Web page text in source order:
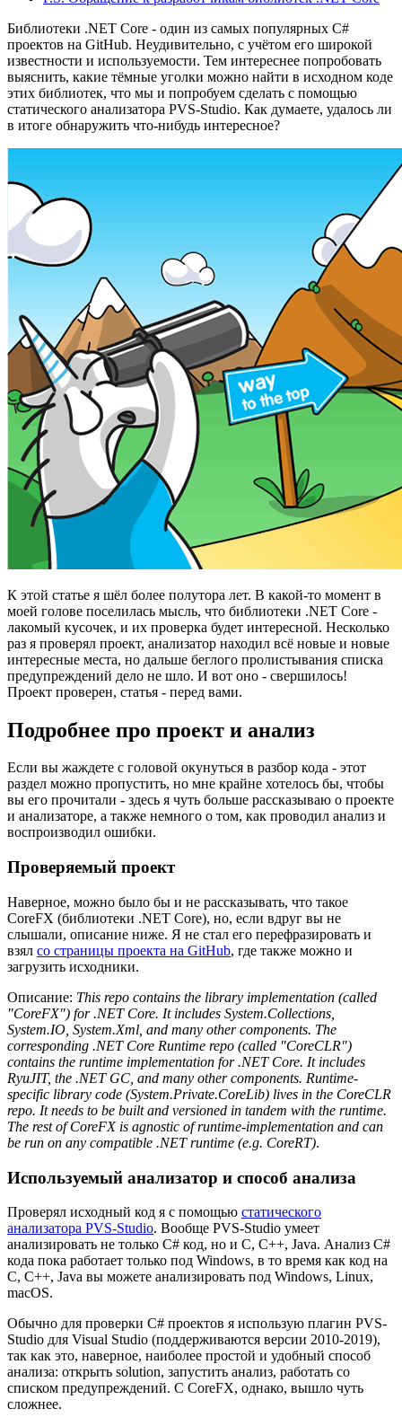
Библиотеки .NET Core - один из самых популярных C#
проектов на GitHub. Неудивительно, с учётом его широкой
известности и используемости. Тем интереснее попробовать
выяснить, какие тёмные уголки можно найти в исходном коде
этих библиотек, что мы и попробуем сделать с помощью
статического анализатора PVS-Studio. Как думаете, удалось ли
в итоге обнаружить что-нибудь интересное?
К этой статье я шёл более полутора лет. В какой-то момент в
моей голове поселилась мысль, что библиотеки .NET Core -
лакомый кусочек, и их проверка будет интересной. Несколько
раз я проверял проект, анализатор находил всё новые и новые
интересные места, но дальше беглого пролистывания списка
предупреждений дело не шло. И вот оно - свершилось!
Проект проверен, статья - перед вами.
Подробнее про проект и анализ
Если вы жаждете с головой окунуться в разбор кода - этот
раздел можно пропустить, но мне крайне хотелось бы, чтобы
вы его прочитали - здесь я чуть больше рассказываю о проекте
и анализаторе, а также немного о том, как проводил анализ и
воспроизводил ошибки.
Проверяемый проект
Наверное, можно было бы и не рассказывать, что такое
CoreFX (библиотеки .NET Core), но, если вдруг вы не
слышали, описание ниже. Я не стал его перефразировать и
взял со страницы проекта на GitHub, где также можно и
загрузить исходники.
Описание: This repo contains the library implementation (called
"CoreFX") for .NET Core. It includes System.Collections,
System.IO, System.Xml, and many other components. The
corresponding .NET Core Runtime repo (called "CoreCLR")
contains the runtime implementation for .NET Core. It includes
RyuJIT, the .NET GC, and many other components. Runtime-
specific library code (System.Private.CoreLib) lives in the CoreCLR
repo. It needs to be built and versioned in tandem with the runtime.
The rest of CoreFX is agnostic of runtime-implementation and can
be run on any compatible .NET runtime (e.g. CoreRT).
Используемый анализатор и способ анализа
Проверял исходный код я с помощью статического
анализатора PVS-Studio. Вообще PVS-Studio умеет
анализировать не только C# код, но и C, C++, Java. Анализ C#
кода пока работает только под Windows, в то время как код на
C, C++, Java вы можете анализировать под Windows, Linux,
macOS.
Обычно для проверки C# проектов я использую плагин PVS-
Studio для Visual Studio (поддерживаются версии 2010-2019),
так как это, наверное, наиболее простой и удобный способ
анализа: открыть solution, запустить анализ, работать со
списком предупреждений. С CoreFX, однако, вышло чуть
сложнее.